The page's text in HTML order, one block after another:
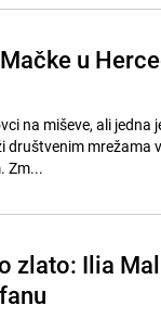
u
na miševe, ali
mrežama
Zm...
zlato: Ilia